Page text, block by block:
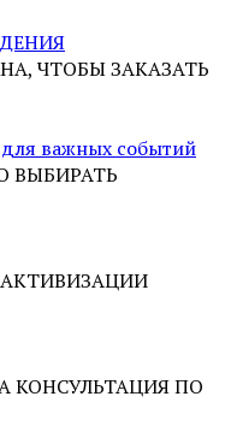
ЧТОБЫ ЗАКАЗАТЬ
важных событий
ВЫБИРАТЬ
КОНСУЛЬТАЦИЯ ПО